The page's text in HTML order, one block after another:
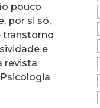
pouco
por si só,
transtorno
e
revista